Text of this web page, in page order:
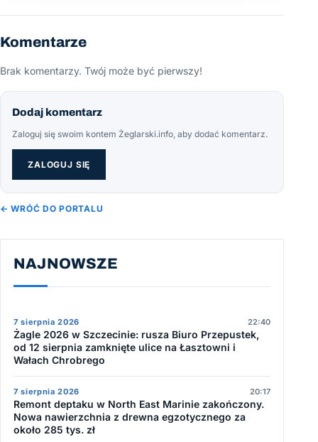
Komentarze
Brak komentarzy. Twój może być pierwszy!
Dodaj komentarz
Zaloguj się swoim kontem Żeglarski.info, aby dodać komentarz.
ZALOGUJ SIĘ
← WRÓĆ DO PORTALU
NAJNOWSZE
7 sierpnia 2026 22:40
Żagle 2026 w Szczecinie: rusza Biuro Przepustek,
od 12 sierpnia zamknięte ulice na Łasztowni i
Wałach Chrobrego
7 sierpnia 2026 20:17
Remont deptaku w North East Marinie zakończony.
Nowa nawierzchnia z drewna egzotycznego za
około 285 tys. zł